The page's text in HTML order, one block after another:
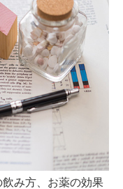
み方、お薬の効果